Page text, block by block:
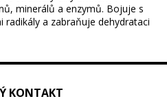
minerálů a enzymů. Bojuje s
a zabraňuje dehydrataci
KONTAKT